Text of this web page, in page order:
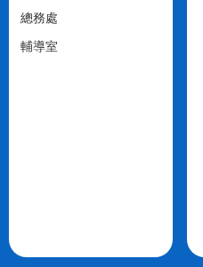
總務處
輔導室